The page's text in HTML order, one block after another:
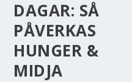
DAGAR: SÅ
PÅVERKAS
HUNGER &
MIDJA